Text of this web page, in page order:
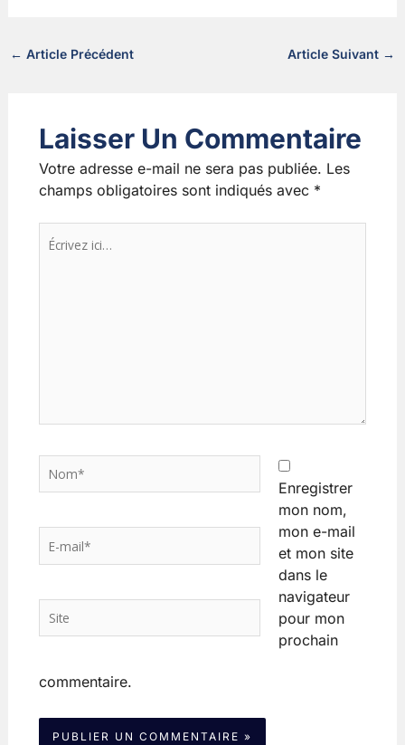
← Article Précédent Article Suivant →
Laisser Un Commentaire
Votre adresse e-mail ne sera pas publiée. Les
champs obligatoires sont indiqués avec *
Écrivez
ici…
Enregistrer
mon nom,
mon e-mail
et mon site
dans le
navigateur
pour mon
prochain
commentaire.